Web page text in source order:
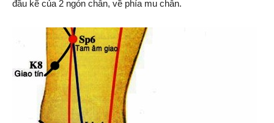
đầu kẽ của 2 ngón chân, về phía mu chân.